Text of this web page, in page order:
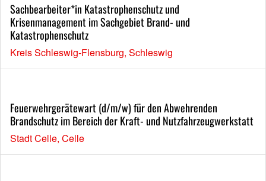
Sachbearbeiter*in Katastrophenschutz und
Krisenmanagement im Sachgebiet Brand- und
Katastrophenschutz
Kreis Schleswig-Flensburg, Schleswig
Feuerwehrgerätewart (d/m/w) für den Abwehrenden
Brandschutz im Bereich der Kraft- und Nutzfahrzeugwerkstatt
Stadt Celle, Celle